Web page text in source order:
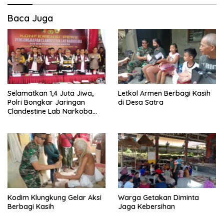
Baca Juga
Selamatkan 1,4 Juta Jiwa,
Polri Bongkar Jaringan
Clandestine Lab Narkoba
Letkol Armen Berbagi Kasih
di Desa Satra
Kodim Klungkung Gelar Aksi
Berbagi Kasih
Warga Getakan Diminta
Jaga Kebersihan